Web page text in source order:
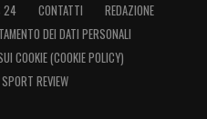
24 CONTATTI
REDAZIONE
DEI DATI PERSONALI
COOKIE (COOKIE POLICY)
REVIEW